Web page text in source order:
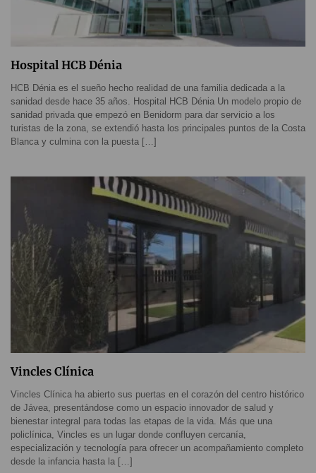
Hospital HCB Dénia
HCB Dénia es el sueño hecho realidad de una familia dedicada a la
sanidad desde hace 35 años. Hospital HCB Dénia Un modelo propio de
sanidad privada que empezó en Benidorm para dar servicio a los
turistas de la zona, se extendió hasta los principales puntos de la Costa
Blanca y culmina con la puesta […]
Vincles Clínica
Vincles Clínica ha abierto sus puertas en el corazón del centro histórico
de Jávea, presentándose como un espacio innovador de salud y
bienestar integral para todas las etapas de la vida. Más que una
policlínica, Vincles es un lugar donde confluyen cercanía,
especialización y tecnología para ofrecer un acompañamiento completo
desde la infancia hasta la […]